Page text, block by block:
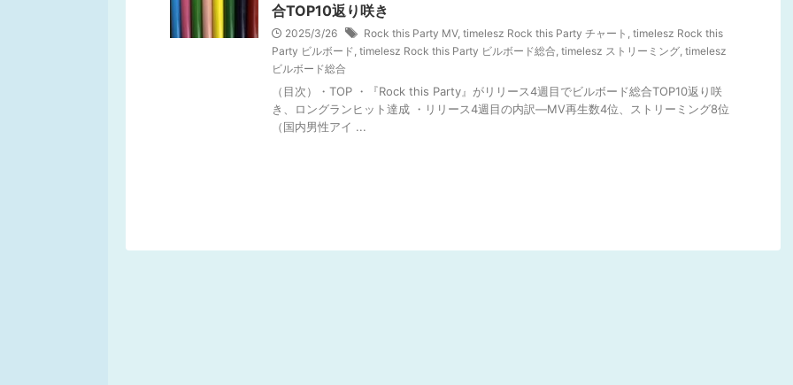
合TOP10返り咲き
2025/3/26 Rock this Party MV, timelesz Rock this Party チャート , timelesz Rock this
Party ビルボード, timelesz Rock this Party ビルボード総合, timelesz ストリーミング, timelesz
ビルボード総合
（目次）・TOP ・『Rock this Party』がリリース4週目でビルボード総合TOP10返り咲
き、ロングランヒット達成 ・リリース4週目の内訳―MV再生数4位、ストリーミング8位
（国内男性アイ ...